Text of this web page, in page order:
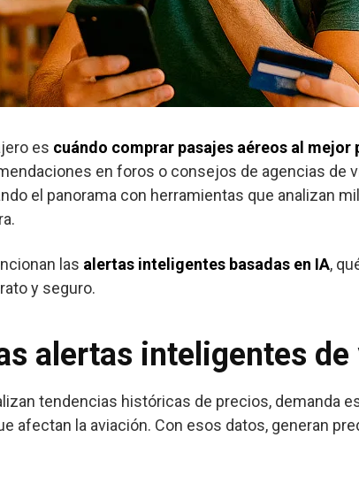
es cuándo comprar pasajes aéreos al mejor
en foros o consejos de agencias de
el panorama con herramientas que analizan
las alertas inteligentes basadas en IA,
y seguro.
alertas inteligentes de
tendencias históricas de precios, demanda
afectan la aviación. Con esos datos, generan